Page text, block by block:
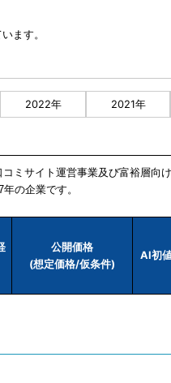
ます。
2022年 2021年
ミサイト運営事業及び富裕層向
の企業です。
公開価格
(想定価格/仮条件)
AI初